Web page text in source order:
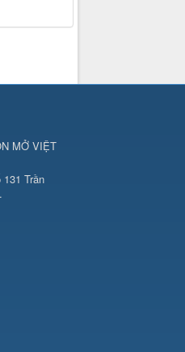
MỞ VIỆT
Trần